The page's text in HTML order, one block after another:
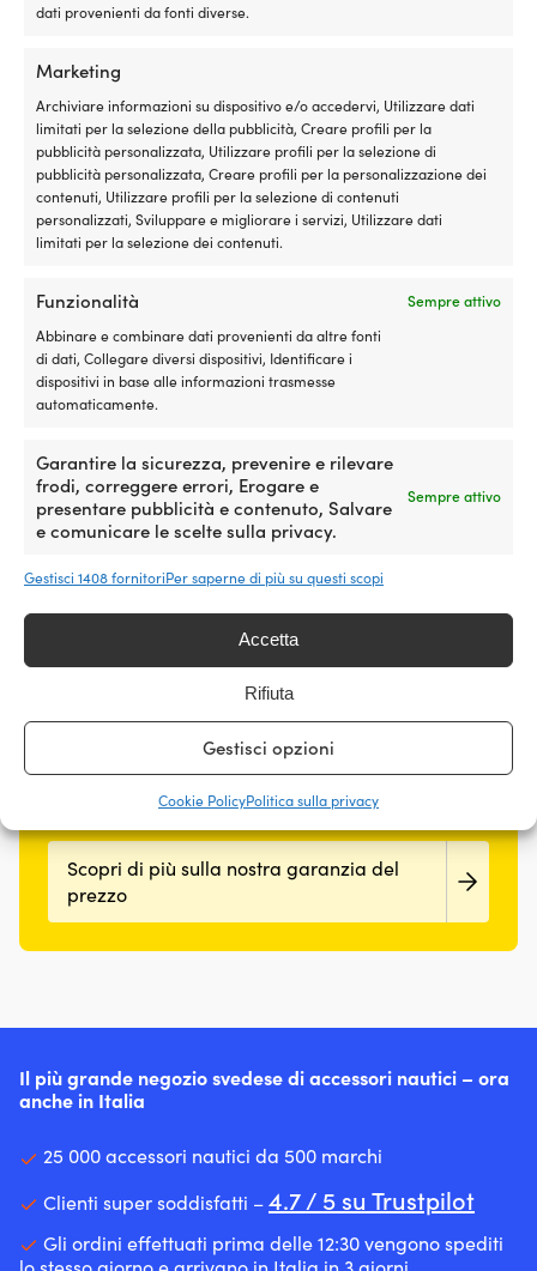
dati provenienti da fonti diverse.
Marketing
Archiviare informazioni su dispositivo e/o accedervi, Utilizzare dati
limitati per la selezione della pubblicità, Creare profili per la
pubblicità personalizzata, Utilizzare profili per la selezione di
pubblicità personalizzata, Creare profili per la personalizzazione dei
contenuti, Utilizzare profili per la selezione di contenuti
personalizzati, Sviluppare e migliorare i servizi, Utilizzare dati
limitati per la selezione dei contenuti.
Funzionalità
Sempre attivo
Abbinare e combinare dati provenienti da altre fonti
di dati, Collegare diversi dispositivi, Identificare i
dispositivi in base alle informazioni trasmesse
automaticamente.
Garantire la sicurezza, prevenire e rilevare
frodi, correggere errori, Erogare e
presentare pubblicità e contenuto, Salvare
e comunicare le scelte sulla privacy.
Sempre attivo
Gestisci 1408 fornitoriPer saperne di più su questi scopi
Accetta
Rifiuta
Gestisci opzioni
Cookie PolicyPolitica sulla privacy
nero
25,66€
IVA incl.
2 DISPONIBILI (ORDINABILE)
Garanzia del prezzo
garanzia del prezzo è molto semplice: adeguiamo
acquistare la tua attrezzatura in tutta tranquillità
già adesso – se la trovi a un prezzo inferiore
presso un altro negozio entro 14 giorni,
adegueremo il prezzo successivamente. Nessuna
condizione strana.
Scopri di più sulla nostra garanzia del
prezzo
Il più grande negozio svedese di accessori nautici – ora
anche in Italia
25 000 accessori nautici da 500 marchi
Clienti super soddisfatti –4.7 / 5 su Trustpilot
Gli ordini effettuati prima delle 12:30 vengono spediti